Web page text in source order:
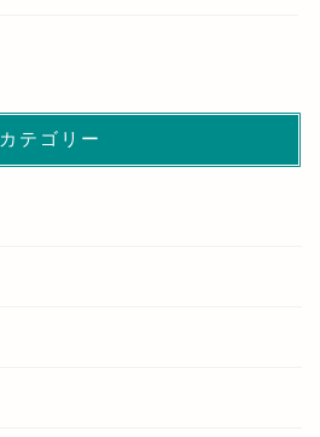
カテゴリー